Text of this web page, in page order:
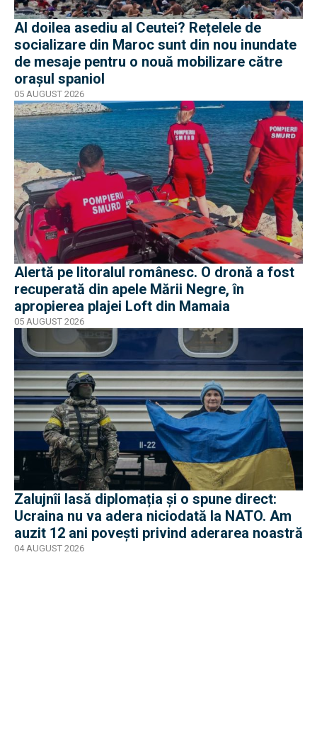
Al doilea asediu al Ceutei? Rețelele de
socializare din Maroc sunt din nou inundate
de mesaje pentru o nouă mobilizare către
orașul spaniol
05 AUGUST 2026
Alertă pe litoralul românesc. O dronă a fost
recuperată din apele Mării Negre, în
apropierea plajei Loft din Mamaia
05 AUGUST 2026
Zalujnîi lasă diplomația și o spune direct:
Ucraina nu va adera niciodată la NATO. Am
auzit 12 ani povești privind aderarea noastră
04 AUGUST 2026